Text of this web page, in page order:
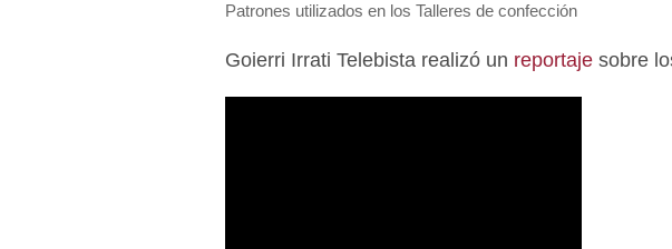
Patrones utilizados en los Talleres de confección
Goierri Irrati Telebista realizó un reportaje sobre